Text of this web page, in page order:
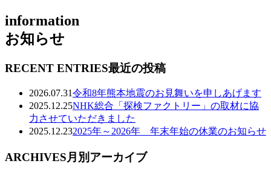
information
お知らせ
RECENT ENTRIES最近の投稿
2026.07.31令和8年熊本地震のお見舞いを申しあげます
2025.12.25NHK総合「探検ファクトリー」の取材に協
力させていただきました
2025.12.232025年～2026年 年末年始の休業のお知らせ
ARCHIVES月別アーカイブ